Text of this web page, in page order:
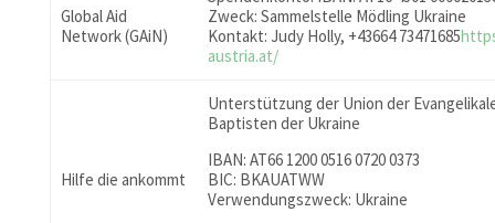
Global Aid
Network (GAiN)
Zweck: Sammelstelle Mödling Ukraine
Kontakt: Judy Holly, +43664 73471685
austria.at/
Hilfe die ankommt
Unterstützung der Union der
Baptisten der Ukraine
IBAN: AT66 1200 0516 0720 0373
BIC: BKAUATWW
Verwendungszweck: Ukraine